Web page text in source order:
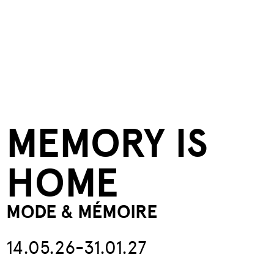
MEMORY IS
HOME
MODE & MÉMOIRE
14.05.26-31.01.27